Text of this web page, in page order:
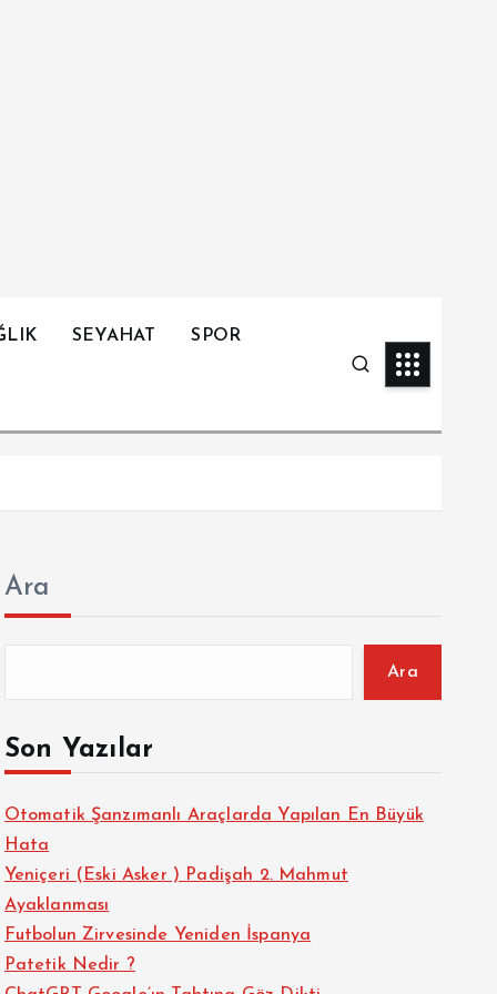
SEYAHAT SPOR
Ara
Ara
Son Yazılar
Otomatik Şanzımanlı Araçlarda Yapılan En Büyük
Hata
Yeniçeri (Eski Asker ) Padişah 2. Mahmut
Ayaklanması
Futbolun Zirvesinde Yeniden İspanya
Patetik Nedir ?